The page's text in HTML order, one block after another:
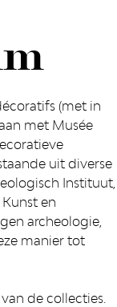
(met in
met Musée
uit diverse
Instituut,
en
archeologie,
manier tot
de collecties.